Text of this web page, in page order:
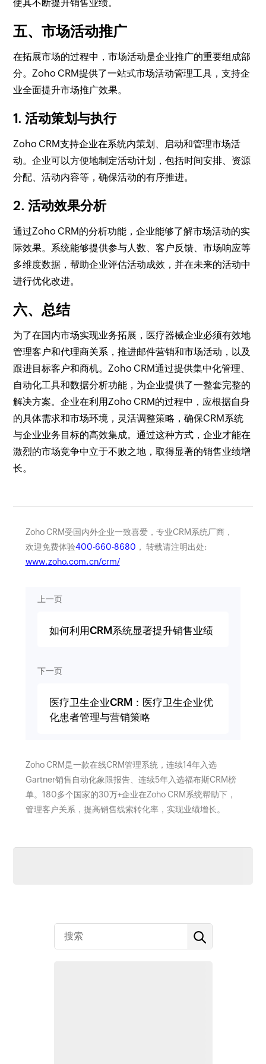
使其不断提升销售业绩。
五、市场活动推广
在拓展市场的过程中，市场活动是企业推广的重要组成部
分。Zoho CRM提供了一站式市场活动管理工具，支持企
业全面提升市场推广效果。
1. 活动策划与执行
Zoho CRM支持企业在系统内策划、启动和管理市场活
动。企业可以方便地制定活动计划，包括时间安排、资源
分配、活动内容等，确保活动的有序推进。
2. 活动效果分析
通过Zoho CRM的分析功能，企业能够了解市场活动的实
际效果。系统能够提供参与人数、客户反馈、市场响应等
多维度数据，帮助企业评估活动成效，并在未来的活动中
进行优化改进。
六、总结
为了在国内市场实现业务拓展，医疗器械企业必须有效地
管理客户和代理商关系，推进邮件营销和市场活动，以及
跟进目标客户和商机。Zoho CRM通过提供集中化管理、
自动化工具和数据分析功能，为企业提供了一整套完整的
解决方案。企业在利用Zoho CRM的过程中，应根据自身
的具体需求和市场环境，灵活调整策略，确保CRM系统
与企业业务目标的高效集成。通过这种方式，企业才能在
激烈的市场竞争中立于不败之地，取得显著的销售业绩增
长。
Zoho CRM受国内外企业一致喜爱，专业CRM系统厂商，
欢迎免费体验400-660-8680 ， 转载请注明出处:
www.zoho.com.cn/crm/
上一页
如何利用CRM系统显著提升销售业绩
下一页
医疗卫生企业CRM：医疗卫生企业优
化患者管理与营销策略
Zoho CRM是一款在线CRM管理系统，连续14年入选
Gartner销售自动化象限报告、连续5年入选福布斯CRM榜
单。180多个国家的30万+企业在Zoho CRM系统帮助下，
管理客户关系，提高销售线索转化率，实现业绩增长。